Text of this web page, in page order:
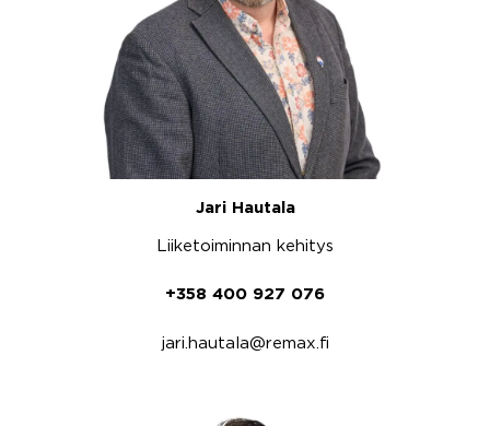
Jari Hautala
Liiketoiminnan kehitys
+358 400 927 076
jari.hautala@remax.fi